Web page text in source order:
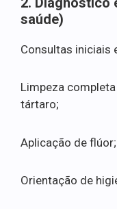
saúde)
Consultas iniciais
Limpeza
tártaro;
Aplicação de flúor;
Orientação de